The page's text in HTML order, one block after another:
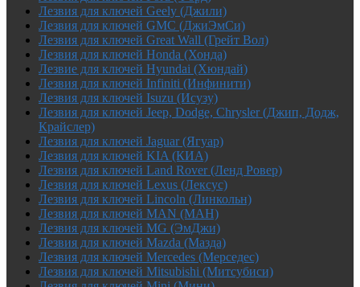
Лезвия для ключей Geely (Джили)
Лезвия для ключей GMC (ДжиЭмСи)
Лезвия для ключей Great Wall (Грейт Вол)
Лезвия для ключей Honda (Хонда)
Лезвие для ключей Hyundai (Хюндай)
Лезвия для ключей Infiniti (Инфинити)
Лезвия для ключей Isuzu (Исузу)
Лезвия для ключей Jeep, Dodge, Chrysler (Джип, Додж,
Крайслер)
Лезвия для ключей Jaguar (Ягуар)
Лезвия для ключей KIA (КИА)
Лезвия для ключей Land Rover (Ленд Ровер)
Лезвия для ключей Lexus (Лексус)
Лезвия для ключей Lincoln (Линкольн)
Лезвия для ключей MAN (МАН)
Лезвия для ключей MG (ЭмДжи)
Лезвия для ключей Mazda (Мазда)
Лезвия для ключей Mercedes (Мерседес)
Лезвия для ключей Mitsubishi (Митсубиси)